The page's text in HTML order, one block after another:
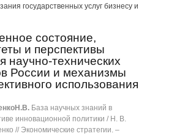
государственных услуг бизнесу и
состояние,
и перспективы
научно-технических
России и механизмы
использования
Н.В. База научных знаний в
инновационной политики / Н. В.
// Экономические стратегии. ‒